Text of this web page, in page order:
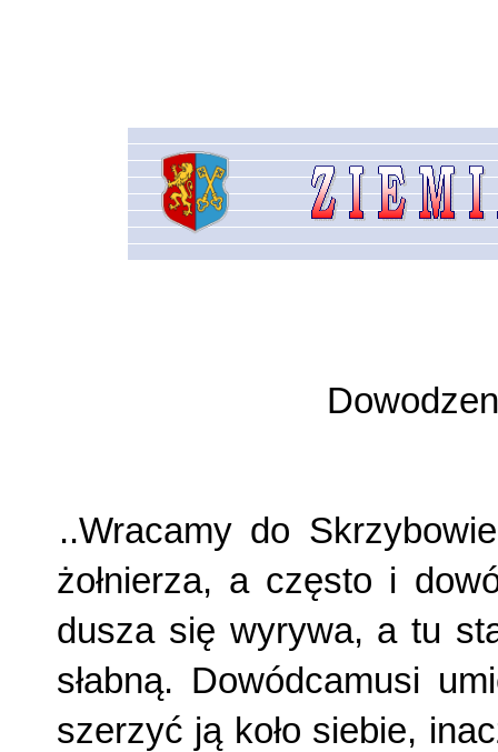
..Wracamy do
żołnierza, a często i
dusza się wyrywa, a tu
słabną. Dowódcamusi
szerzyć ją koło siebie,